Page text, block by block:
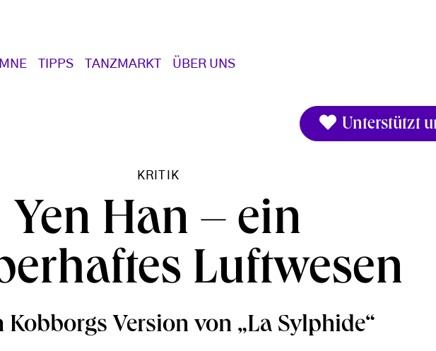
TIPPS TANZMARKT ÜBER UNS
Unterstützt
KRITIK
Yen Han – ein
Luftwesen
Kobborgs Version von „La Sylphide“